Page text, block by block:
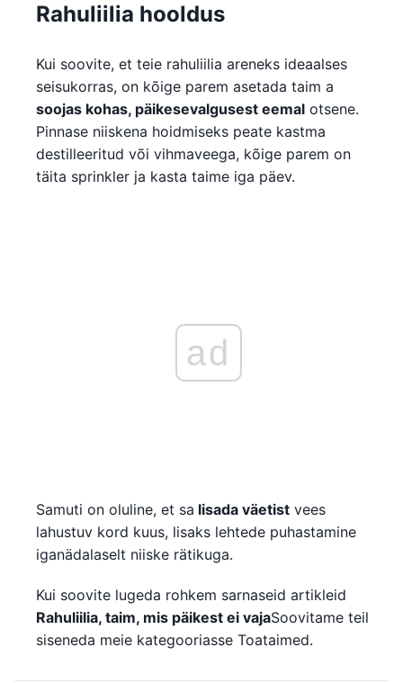
Rahuliilia hooldus
Kui soovite, et teie rahuliilia areneks ideaalses
seisukorras, on kõige parem asetada taim a
soojas kohas, päikesevalgusest eemal otsene.
Pinnase niiskena hoidmiseks peate kastma
destilleeritud või vihmaveega, kõige parem on
täita sprinkler ja kasta taime iga päev.
ad
Samuti on oluline, et sa lisada väetist vees
lahustuv kord kuus, lisaks lehtede puhastamine
iganädalaselt niiske rätikuga.
Kui soovite lugeda rohkem sarnaseid artikleid
Rahuliilia, taim, mis päikest ei vajaSoovitame teil
siseneda meie kategooriasse Toataimed.